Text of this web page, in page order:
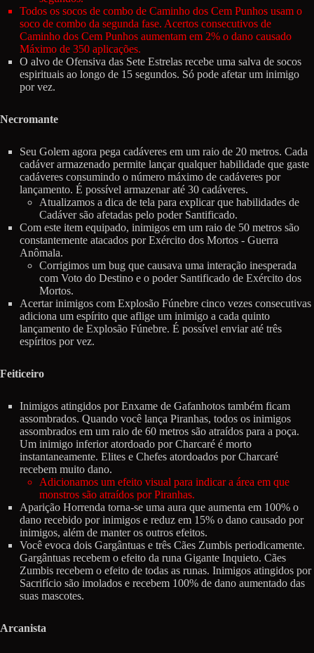
Todos os socos de combo de Caminho dos Cem Punhos usam o
soco de combo da segunda fase. Acertos consecutivos de
Caminho dos Cem Punhos aumentam em 2% o dano causado
Máximo de 350 aplicações.
O alvo de Ofensiva das Sete Estrelas recebe uma salva de socos
espirituais ao longo de 15 segundos. Só pode afetar um inimigo
por vez.
Necromante
Seu Golem agora pega cadáveres em um raio de 20 metros. Cada
cadáver armazenado permite lançar qualquer habilidade que gaste
cadáveres consumindo o número máximo de cadáveres por
lançamento. É possível armazenar até 30 cadáveres.
Atualizamos a dica de tela para explicar que habilidades de
Cadáver são afetadas pelo poder Santificado.
Com este item equipado, inimigos em um raio de 50 metros são
constantemente atacados por Exército dos Mortos - Guerra
Anômala.
Corrigimos um bug que causava uma interação inesperada
com Voto do Destino e o poder Santificado de Exército dos
Mortos.
Acertar inimigos com Explosão Fúnebre cinco vezes consecutivas
adiciona um espírito que aflige um inimigo a cada quinto
lançamento de Explosão Fúnebre. É possível enviar até três
espíritos por vez.
Feiticeiro
Inimigos atingidos por Enxame de Gafanhotos também ficam
assombrados. Quando você lança Piranhas, todos os inimigos
assombrados em um raio de 60 metros são atraídos para a poça.
Um inimigo inferior atordoado por Charcaré é morto
instantaneamente. Elites e Chefes atordoados por Charcaré
recebem muito dano.
Adicionamos um efeito visual para indicar a área em que
monstros são atraídos por Piranhas.
Aparição Horrenda torna-se uma aura que aumenta em 100% o
dano recebido por inimigos e reduz em 15% o dano causado por
inimigos, além de manter os outros efeitos.
Você evoca dois Gargântuas e três Cães Zumbis periodicamente.
Gargântuas recebem o efeito da runa Gigante Inquieto. Cães
Zumbis recebem o efeito de todas as runas. Inimigos atingidos por
Sacrifício são imolados e recebem 100% de dano aumentado das
suas mascotes.
Arcanista